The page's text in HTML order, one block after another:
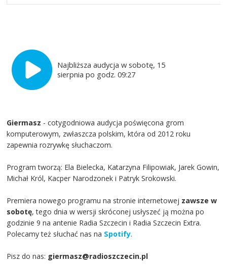
Najbliższa audycja w sobotę, 15
sierpnia po godz. 09:27
Giermasz - cotygodniowa audycja poświęcona grom
komputerowym, zwłaszcza polskim, która od 2012 roku
zapewnia rozrywkę słuchaczom.
Program tworzą: Ela Bielecka, Katarzyna Filipowiak, Jarek Gowin,
Michał Król, Kacper Narodzonek i Patryk Srokowski.
Premiera nowego programu na stronie internetowej zawsze w
sobotę, tego dnia w wersji skróconej usłyszeć ją można po
godzinie 9 na antenie Radia Szczecin i Radia Szczecin Extra.
Polecamy też słuchać nas na Spotify.
Pisz do nas: giermasz@radioszczecin.pl